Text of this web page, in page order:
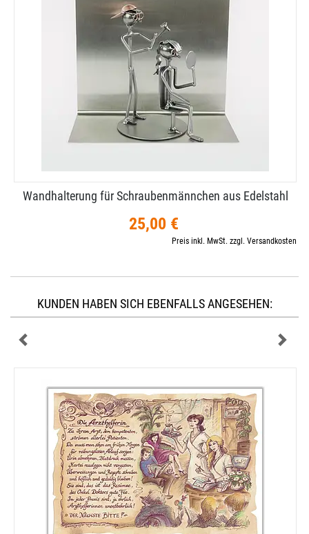
Wandhalterung für Schraubenmännchen aus Edelstahl
25,00 €
Preis inkl. MwSt. zzgl. Versandkosten
KUNDEN HABEN SICH EBENFALLS ANGESEHEN: